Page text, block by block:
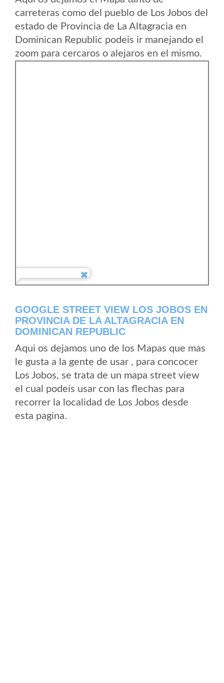
carreteras como del pueblo de Los Jobos del
estado de Provincia de La Altagracia en
Dominican Republic podeis ir manejando el
zoom para cercaros o alejaros en el mismo.
GOOGLE STREET VIEW LOS JOBOS EN
PROVINCIA DE LA ALTAGRACIA EN
DOMINICAN REPUBLIC
Aqui os dejamos uno de los Mapas que mas
le gusta a la gente de usar , para concocer
Los Jobos, se trata de un mapa street view
el cual podeis usar con las flechas para
recorrer la localidad de Los Jobos desde
esta pagina.